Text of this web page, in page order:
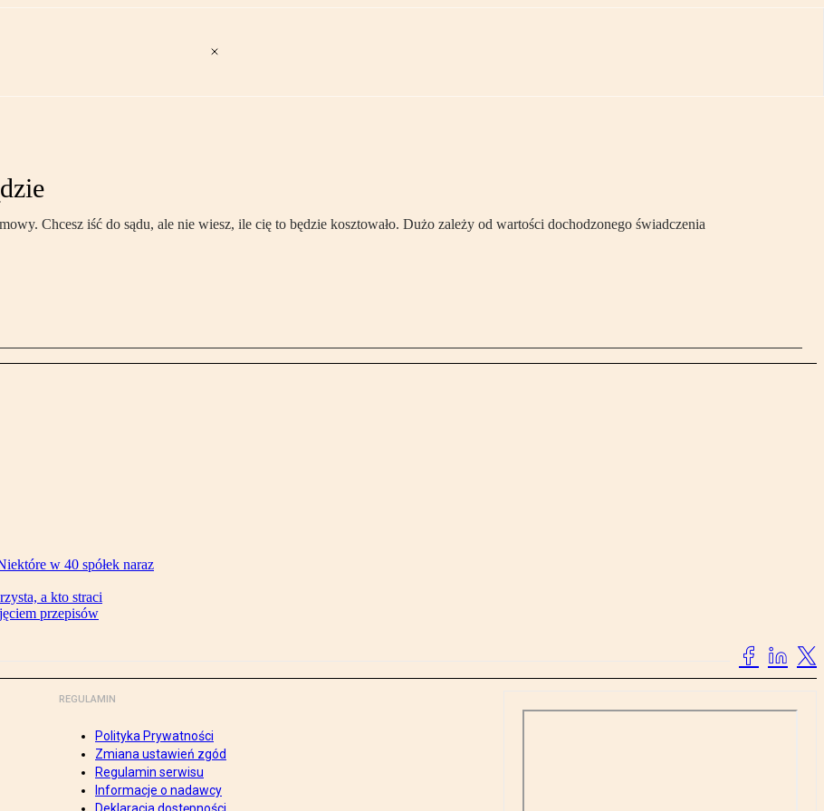
Chcesz iść do sądu, ale nie wiesz, ile cię to będzie kosztowało. Dużo zależy od wartości dochodzonego świadczenia
w 40 spółek naraz
a kto straci
przepisów
REGULAMIN
Polityka Prywatności
Zmiana ustawień zgód
Regulamin serwisu
Informacje o nadawcy